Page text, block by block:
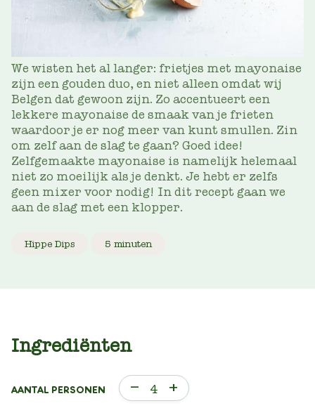
We wisten het al langer: frietjes met mayonaise
zijn een gouden duo, en niet alleen omdat wij
Belgen dat gewoon zijn. Zo accentueert een
lekkere mayonaise de smaak van je frieten
waardoor je er nog meer van kunt smullen. Zin
om zelf aan de slag te gaan? Goed idee!
Zelfgemaakte mayonaise is namelijk helemaal
niet zo moeilijk als je denkt. Je hebt er zelfs
geen mixer voor nodig! In dit recept gaan we
aan de slag met een klopper.
Hippe Dips 5 minuten
Ingrediënten
AANTAL PERSONEN – 4 +